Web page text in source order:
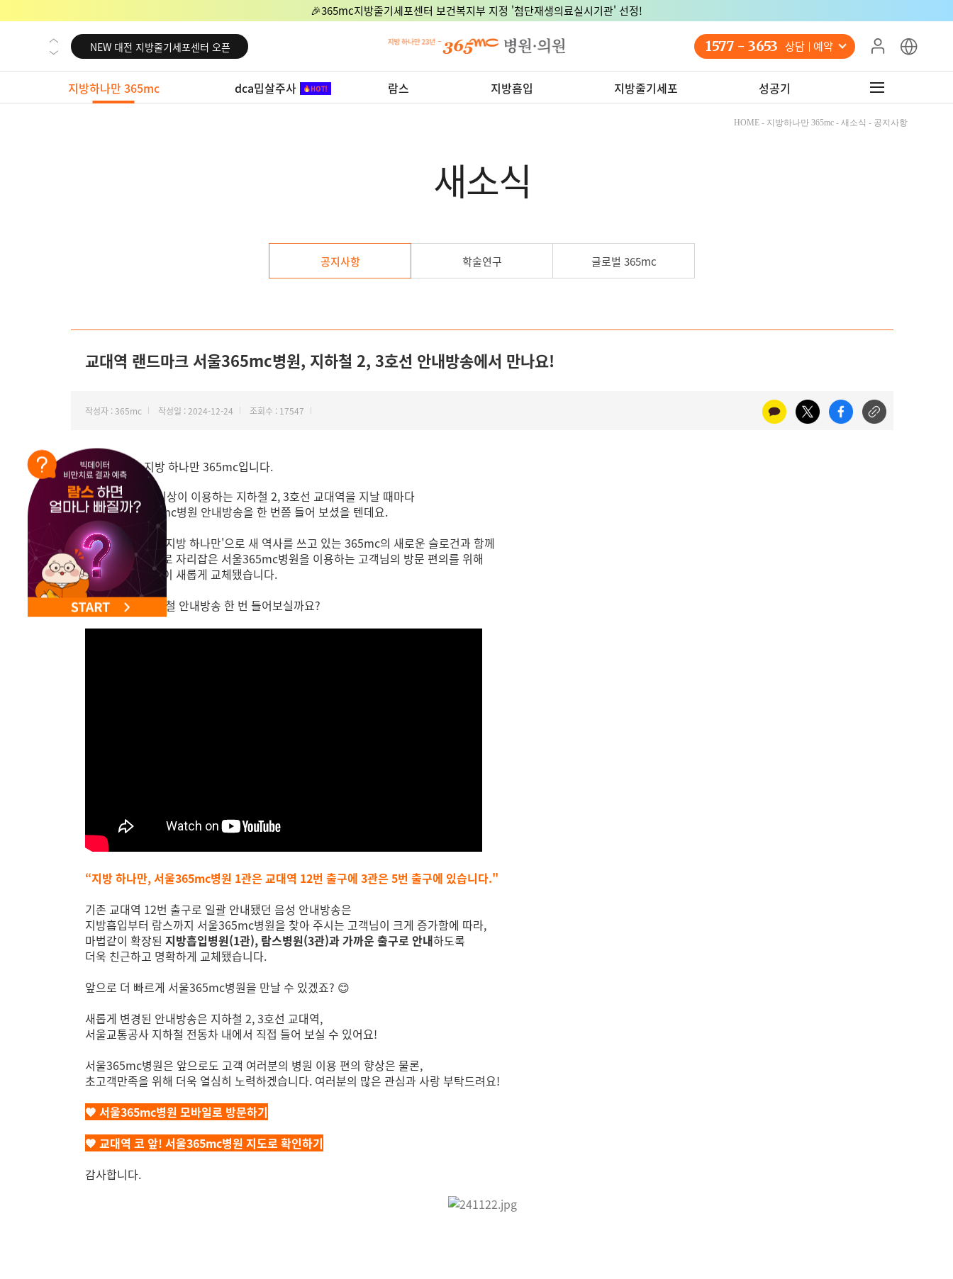
🎉365mc지방줄기세포센터 보건복지부 지정 '첨단재생의료실시기관' 선정!
NEW 교대 지방줄기세포센터 오픈
NEW 대전 지방줄기세포센터 오픈
NEW 노원 지방줄기세포센터 오픈
NEW 미국 LA점 오픈
1577 - 3653 상담 예약
지방하나만 365mc dca밉살주사 람스 지방흡입 지방줄기세포 성공기
HOME - 지방하나만 365mc - 새소식 - 공지사항
새소식
공지사항 학술연구 글로벌 365mc
교대역 랜드마크 서울365mc병원, 지하철 2, 3호선 안내방송에서 만나요!
작성자 : 365mc 작성일 : 2024-12-24 조회수 : 17547
안녕하세요, 지방 하나만 365mc입니다.
하루 약 8만 명 이상이 이용하는 지하철 2, 3호선 교대역을 지날 때마다
반가운 서울365mc병원 안내방송을 한 번쯤 들어 보셨을 텐데요.
21년 지방 외길, ‘지방 하나만'으로 새 역사를 쓰고 있는 365mc의 새로운 슬로건과 함께
교대역 랜드마크로 자리잡은 서울365mc병원을 이용하는 고객님의 방문 편의를 위해
지하철 안내방송이 새롭게 교체됐습니다.
먼저 변경된 지하철 안내방송 한 번 들어보실까요?
“지방 하나만, 서울365mc병원 1관은 교대역 12번 출구에 3관은 5번 출구에 있습니다."
기존 교대역 12번 출구로 일괄 안내됐던 음성 안내방송은
지방흡입부터 람스까지 서울365mc병원을 찾아 주시는 고객님이 크게 증가함에 따라,
마법같이 확장된 지방흡입병원(1관), 람스병원(3관)과 가까운 출구로 안내하도록
더욱 친근하고 명확하게 교체됐습니다.
앞으로 더 빠르게 서울365mc병원을 만날 수 있겠죠? 😊
새롭게 변경된 안내방송은 지하철 2, 3호선 교대역,
서울교통공사 지하철 전동차 내에서 직접 들어 보실 수 있어요!
서울365mc병원은 앞으로도 고객 여러분의 병원 이용 편의 향상은 물론,
초고객만족을 위해 더욱 열심히 노력하겠습니다. 여러분의 많은 관심과 사랑 부탁드려요!
🧡 서울365mc병원 모바일로 방문하기
🧡 교대역 코 앞! 서울365mc병원 지도로 확인하기
감사합니다.